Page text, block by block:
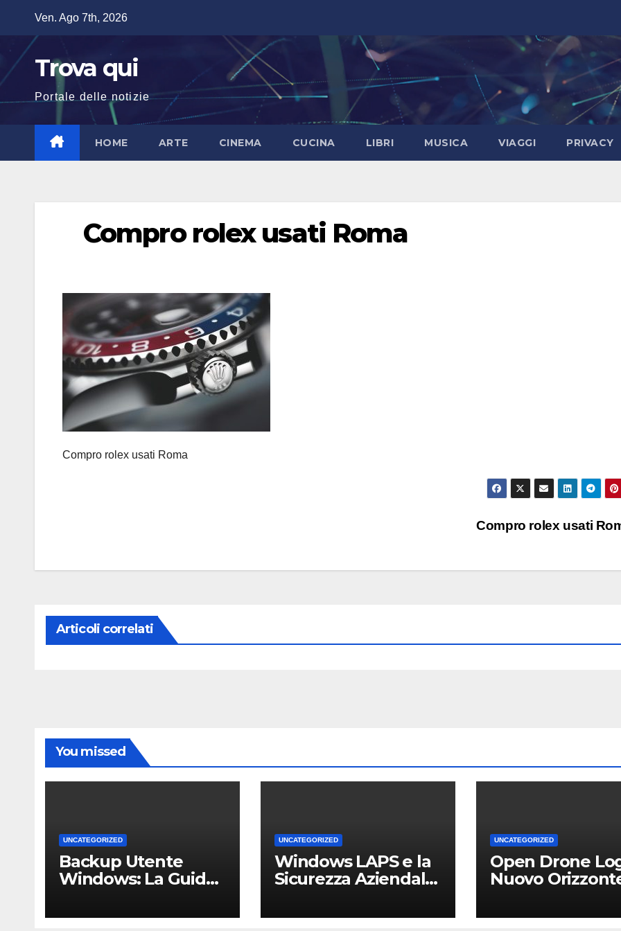
contenuto
Ven. Ago 7th, 2026
Trova qui
Portale delle notizie
HOME ARTE CINEMA CUCINA LIBRI MUSICA VIAGGI PRIVACY
Compro rolex usati Roma
Compro rolex usati Roma
Compro rolex usati
Articoli correlati
You missed
UNCATEGORIZED
Backup Utente
Windows: La Guida
Perdere i Tuoi Dati
UNCATEGORIZED
Windows LAPS e la
Sicurezza Aziendale:
Competitivo per le
UNCATEGORIZED
Open Drone
Nuovo
Professionisti